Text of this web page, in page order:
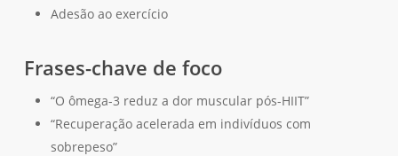
Adesão ao exercício
Frases-chave de foco
“O ômega-3 reduz a dor muscular pós-HIIT”
“Recuperação acelerada em indivíduos com
sobrepeso”